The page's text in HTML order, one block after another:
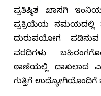
ಪ್ರತಿಷ್ಠಿತ ಖಾಸಗಿ
ಪ್ರಕ್ರಿಯೆಯ ಸಮಯದಲ್ಲಿ
ದುರುಪಯೋಗ
ವರದಿಗಳು
ಠಾಣೆಯಲ್ಲಿ ದಾಖಲಾದ
ಗುತ್ತಿಗೆ ಉದ್ಯೋಗಿಯೊಂದಿಗೆ